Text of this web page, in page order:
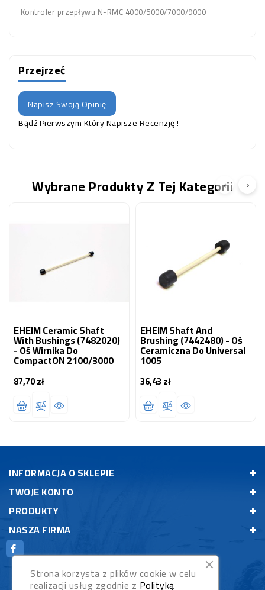
Kontroler przepływu N-RMC 4000/5000/7000/9000
Przejrzeć
Napisz Swoją Opinię
Bądź Pierwszym Który Napisze Recenzję !
Wybrane Produkty Z Tej Kategorii
EHEIM Ceramic Shaft
With Bushings (7482020)
- Oś Wirnika Do
CompactON 2100/3000
87,70 złCena
EHEIM Shaft And
Brushing (7442480) - Oś
Ceramiczna Do Universal
1005
36,43 złCena
‹ ›
INFORMACJA O SKLEPIE
TWOJE KONTO
PRODUKTY
NASZA FIRMA
Strona korzysta z plików cookie w celu
realizacji usług zgodnie z Polityką